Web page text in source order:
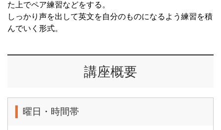
た上でペア練習などをする。
しっかり声を出して英文を自分のものになるよう練習を積
んでいく形式。
講座概要
曜日・時間帯